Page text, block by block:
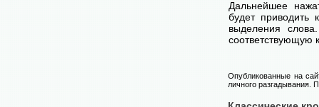
Дальнейшее
будет приводить
выделения
соответствующую
Опубликованные на
личного разгадывания.